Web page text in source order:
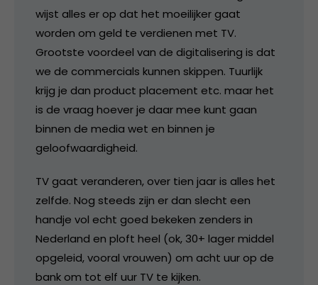
wijst alles er op dat het moeilijker gaat
worden om geld te verdienen met TV.
Grootste voordeel van de digitalisering is dat
we de commercials kunnen skippen. Tuurlijk
krijg je dan product placement etc. maar het
is de vraag hoever je daar mee kunt gaan
binnen de media wet en binnen je
geloofwaardigheid.
TV gaat veranderen, over tien jaar is alles het
zelfde. Nog steeds zijn er dan slecht een
handje vol echt goed bekeken zenders in
Nederland en ploft heel (ok, 30+ lager middel
opgeleid, vooral vrouwen) om acht uur op de
bank om tot elf uur TV te kijken.